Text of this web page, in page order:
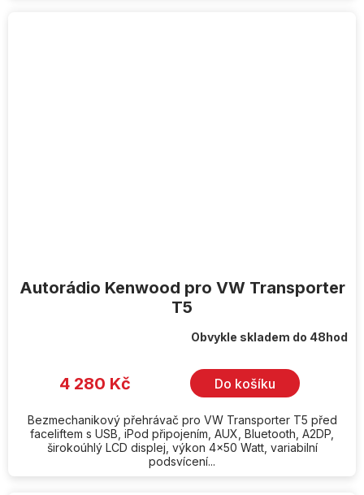
Autorádio Kenwood pro VW Transporter
T5
Obvykle skladem do 48hod
4 280 Kč Do košíku
Bezmechanikový přehrávač pro VW Transporter T5 před
faceliftem s USB, iPod připojením, AUX, Bluetooth, A2DP,
širokoúhlý LCD displej, výkon 4x50 Watt, variabilní
podsvícení...